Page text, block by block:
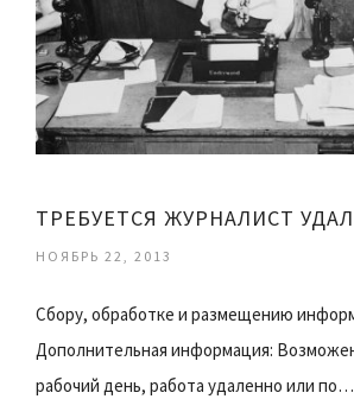
ТРЕБУЕТСЯ ЖУРНАЛИСТ
НОЯБРЬ 22, 2013
Сбору, обработке и размещению
Дополнительная информация:
рабочий день, работа удаленно или по…